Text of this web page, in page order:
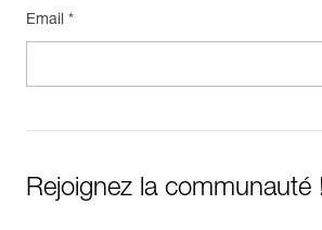
Email *
Rejoignez la communauté !